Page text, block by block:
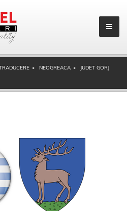
NEOGREACA JUDET GORJ